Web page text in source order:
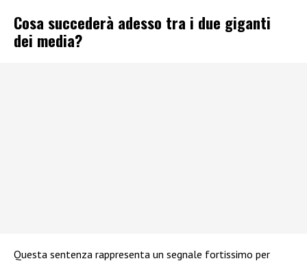
Cosa succederà adesso tra i due giganti
dei media?
Questa sentenza rappresenta un segnale fortissimo per